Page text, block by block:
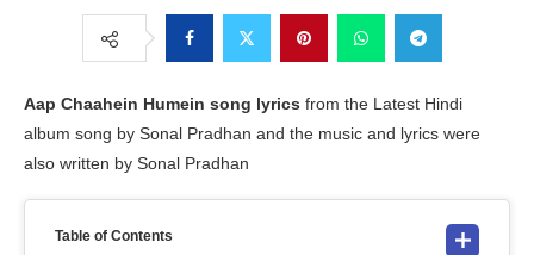
Aap Chaahein Humein song lyrics from the Latest Hindi
album song by Sonal Pradhan and the music and lyrics were
also written by Sonal Pradhan
Table of Contents